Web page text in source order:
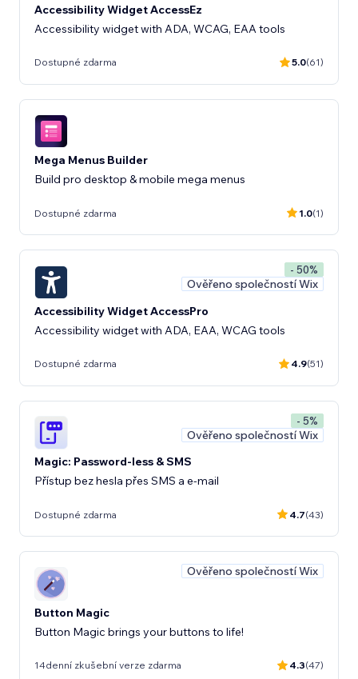
Accessibility Widget AccessEz
Accessibility widget with ADA, WCAG, EAA tools
Dostupné zdarma 5.0(61)
Mega Menus Builder
Build pro desktop & mobile mega menus
Dostupné zdarma 1.0(1)
- 50%
Ověřeno společností Wix
Accessibility Widget AccessPro
Accessibility widget with ADA, EAA, WCAG tools
Dostupné zdarma 4.9(51)
- 5%
Ověřeno společností Wix
Magic: Password-less & SMS
Přístup bez hesla přes SMS a e-mail
Dostupné zdarma 4.7(43)
Ověřeno společností Wix
Button Magic
Button Magic brings your buttons to life!
14denní zkušební verze zdarma 4.3(47)